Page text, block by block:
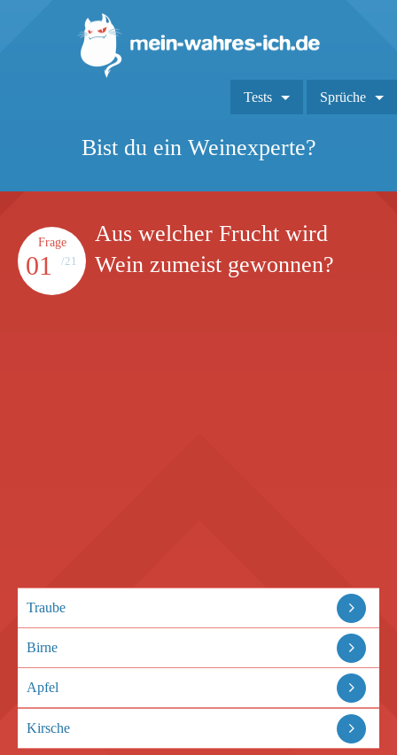
Tests Sprüche
Bist du ein Weinexperte?
Frage
01 /21
Aus welcher Frucht wird
Wein zumeist gewonnen?
Traube
Birne
Apfel
Kirsche